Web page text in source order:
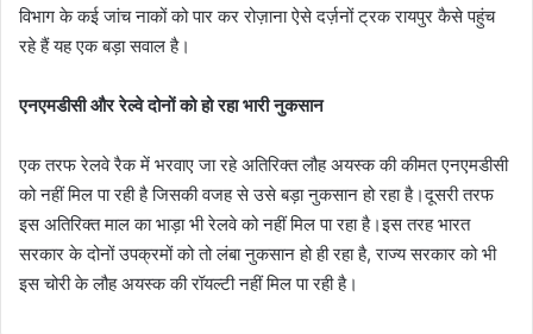
विभाग के कई जांच नाकों को पार कर रोज़ाना ऐसे दर्ज़नों ट्रक रायपुर कैसे पहुंच
रहे हैं यह एक बड़ा सवाल है।
एनएमडीसी और रेल्वे दोनों को हो रहा भारी नुकसान
एक तरफ रेलवे रैक में भरवाए जा रहे अतिरिक्त लौह अयस्क की कीमत एनएमडीसी
को नहीं मिल पा रही है जिसकी वजह से उसे बड़ा नुकसान हो रहा है।दूसरी तरफ
इस अतिरिक्त माल का भाड़ा भी रेलवे को नहीं मिल पा रहा है।इस तरह भारत
सरकार के दोनों उपक्रमों को तो लंबा नुकसान हो ही रहा है, राज्य सरकार को भी
इस चोरी के लौह अयस्क की रॉयल्टी नहीं मिल पा रही है।